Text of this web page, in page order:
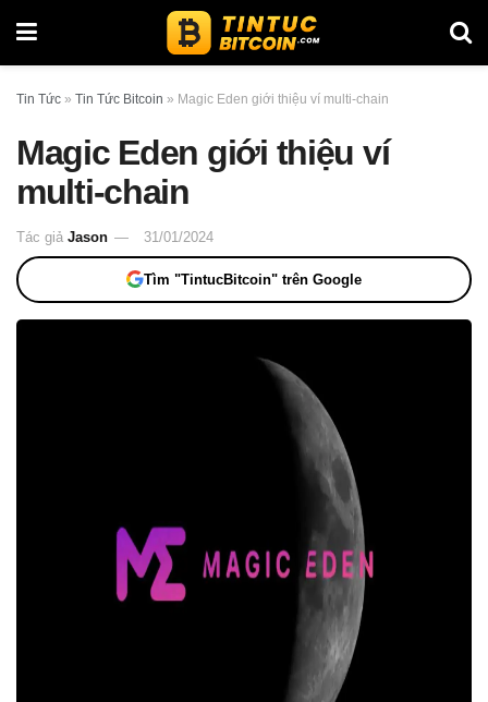
Tin Tức » Tin Tức Bitcoin » Magic Eden giới thiệu ví multi-chain
Magic Eden giới thiệu ví
multi-chain
Tác giả Jason 31/01/2024
Tìm "TintucBitcoin" trên Google